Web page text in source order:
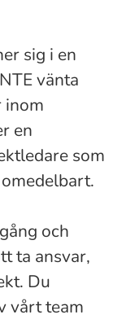
sig i en
vänta
inom
en
som
och
ta ansvar,
Du
vårt team